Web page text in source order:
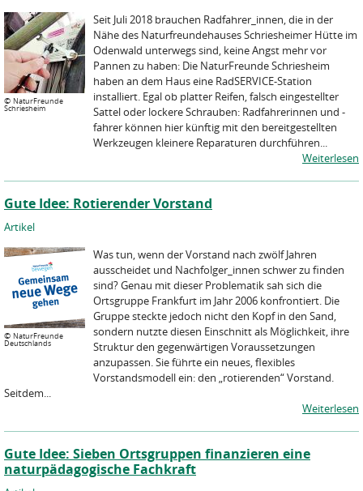
© NaturFreunde
Schriesheim
Seit Juli 2018 brauchen Radfahrer_innen, die in der
Nähe des Naturfreundehauses Schriesheimer Hütte im
Odenwald unterwegs sind, keine Angst mehr vor
Pannen zu haben: Die NaturFreunde Schriesheim
haben an dem Haus eine RadSERVICE-Station
installiert. Egal ob plat­ter Rei­fen, falsch ein­ge­stell­ter
Sat­tel oder lockere Schrau­ben: Radfahrerinnen und -
fahrer können hier künftig mit den bereitgestellten
Werkzeugen kleinere Reparaturen durchführen...
Weiterlesen
Gute Idee: Rotierender Vorstand
Artikel
© NaturFreunde
Deutschlands
Was tun, wenn der Vorstand nach zwölf Jahren
ausscheidet und Nachfolger_innen schwer zu finden
sind? Genau mit dieser Problematik sah sich die
Ortsgruppe Frankfurt im Jahr 2006 konfrontiert. Die
Gruppe steckte jedoch nicht den Kopf in den Sand,
sondern nutzte diesen Einschnitt als Möglichkeit, ihre
Struktur den gegenwärtigen Voraussetzungen
anzupassen. Sie führte ein neues, flexibles
Vorstandsmodell ein: den „rotierenden“ Vorstand.
Seitdem...
Weiterlesen
Gute Idee: Sieben Ortsgruppen finanzieren eine
naturpädagogische Fachkraft